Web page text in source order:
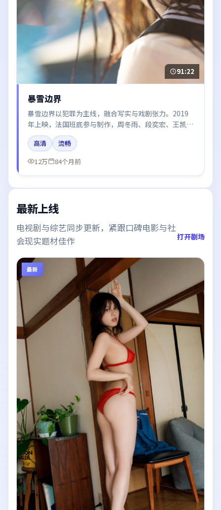
91:22
暴雪边界
暴雪边界以犯罪为主线，融合写实与戏剧张力。2019
年上映，法国班底参与制作，周冬雨、段奕宏、王凯在
片中呈现细腻表演，影像风格统一，配乐与剪辑强化了
情绪曲线。
高清
流畅
12万
84个月前
最新上线
电视剧与综艺同步更新，紧跟口碑电影与社
会现实题材佳作
打开剧场
最新